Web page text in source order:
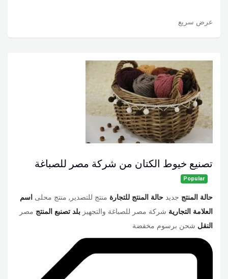
عرض سريع
تصنيع خيوط الكتان من شركة مصر للصباغة
Popular
حالة المنتج جديد حالة المنتج للتجارة منتج للتصدير, منتج محلى اسم
العلامة التجارية شركة مصر للصباغة والتجهيز بلد تصنبع المنتج مصر
النقل شحن برسوم مخفضة